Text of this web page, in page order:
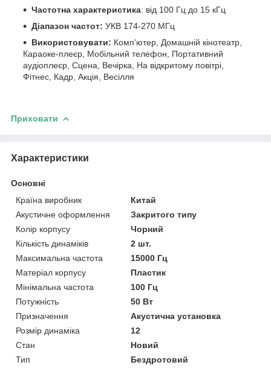
Частотна характеристика: від 100 Гц до 15 кГц
Діапазон частот: УКВ 174-270 МГц
Використовувати: Комп'ютер, Домашній кінотеатр,
Караоке-плеєр, Мобільний телефон, Портативний
аудіоплеєр, Сцена, Вечірка, На відкритому повітрі,
Фітнес, Кадр, Акція, Весілля
Приховати
Характеристики
Основні
Країна виробник
Китай
Акустичне оформлення
Закритого типу
Колір корпусу
Чорний
Кількість динаміків
2 шт.
Максимальна частота
15000 Гц
Матеріал корпусу
Пластик
Мінімальна частота
100 Гц
Потужність
50 Вт
Призначення
Акустична установка
Розмір динаміка
12
Стан
Новий
Тип
Бездротовий